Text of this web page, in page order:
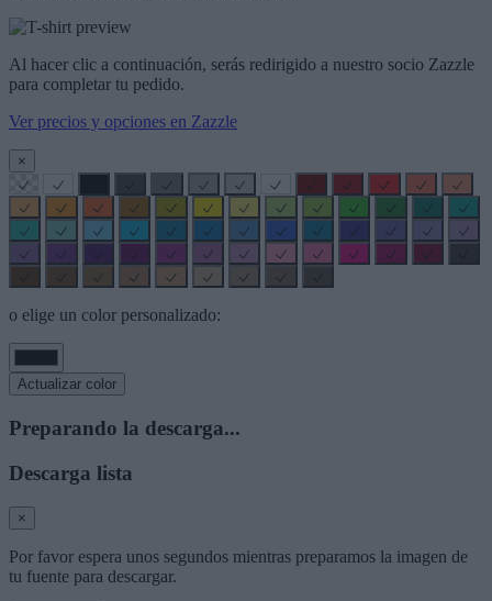
Al hacer clic a continuación, serás redirigido a nuestro socio Zazzle
para completar tu pedido.
Ver precios y opciones en Zazzle
×
o elige un color personalizado:
Actualizar color
Preparando la descarga...
Descarga lista
×
Por favor espera unos segundos mientras preparamos la imagen de
tu fuente para descargar.